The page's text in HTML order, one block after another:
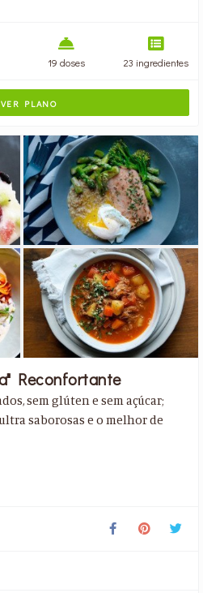
19 doses 23 ingredientes
VER PLANO
Reconfortante
sem glúten e sem açúcar;
saborosas e o melhor de